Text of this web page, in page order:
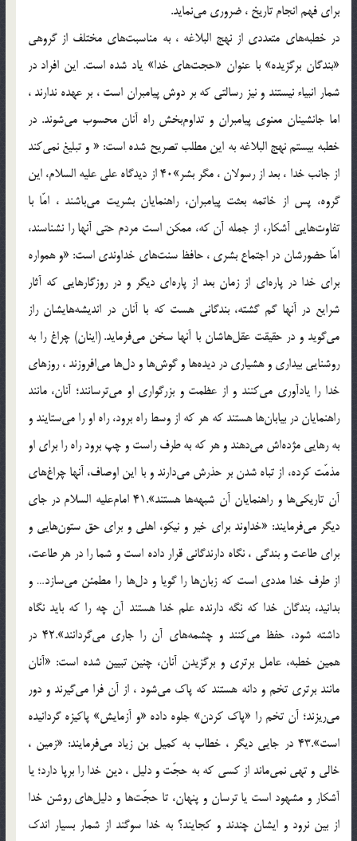
براى فهم انجام تاريخ ، ضرورى مى‌نمايد.
در خطبه‌هاى متعددى از نهج البلاغه ، به مناسبت‌هاى مختلف از گروهى
«بندگان برگزيده» با عنوان «حجت‌هاى خدا» ياد شده است. اين افراد در
شمار انبياء نيستند و نيز رسالتى كه بر دوش پيامبران است ، بر عهده ندارند ،
اما جانشينان معنوى پيامبران و تداوم‌بخش راه آنان محسوب مى‌شوند. در
خطبه بيستم نهج البلاغه به اين مطلب تصريح شده است: « و تبليغ نمى‌كند
از جانب خدا ، بعد از رسولان ، مگر بشر»40 از ديدگاه على‌ عليه السلام، اين
گروه، پس از خاتمه بعثت پيامبران، راهنمايان بشريت مى‌باشند ، امّا با
تفاوت‌هايى آشكار، از جمله آن كه، ممكن است مردم حتى آنها را نشناسند،
امّا حضورشان در اجتماع بشرى ، حافظ سنت‌هاى خداوندى است: «و همواره
براى خدا در پاره‌اى از زمان بعد از پاره‌اى ديگر و در روزگارهايى كه آثار
شرايع در آنها گم گشته، بندگانى هست كه با آنان در انديشه‌هايشان راز
مى‌گويد و در حقيقت عقل‌هاشان با آنها سخن مى‌فرمايد. (اينان) چراغ را به
روشنايى بيدارى و هشيارى در ديده‌ها و گوش‌ها و دل‌ها مى‌افروزند ، روزهاى
خدا را يادآورى مى‌كنند و از عظمت و بزرگوارى او مى‌ترسانند؛ آنان، مانند
راهنمايان در بيابان‌ها هستند كه هر كه از وسط راه برود، راه او را مى‌ستايند و
به رهايى مژده‌اش مى‌دهند و هر كه به طرف راست و چپ برود راه را براى او
مذمّت كرده، از تباه شدن بر حذرش مى‌دارند و با اين اوصاف، آنها چراغ‌هاى
آن تاريكى‌ها و راهنمايان آن شبهه‌ها هستند».41 امام‌عليه السلام در جاى
ديگر مى‌فرمايند: «خداوند براى خير و نيكو، اهلى و براى حق ستون‌هايى و
براى طاعت و بندگى ، نگاه دارندگانى قرار داده است و شما را در هر طاعت،
از طرف خدا مددى است كه زبان‌ها را گويا و دل‌ها را مطمئن مى‌سازد… و
بدانيد، بندگان خدا كه نگه دارنده علم خدا هستند آن چه را كه بايد نگاه
داشته شود، حفظ مى‌كنند و چشمه‌هاى آن را جارى مى‌گردانند».42 در
همين خطبه، عامل برترى و برگزيدن آنان، چنين تبيين شده است: «آنان
مانند برترى تخم و دانه هستند كه پاك مى‌شود ، از آن فرا مى‌گيرند و دور
مى‌ريزند؛ آن تخم را «پاك كردن» جلوه داده «و آزمايش» پاكيزه گردانيده
است».43 در جايى ديگر ، خطاب به كميل بن زياد مى‌فرمايند: «زمين ،
خالى و تهى نمى‌ماند از كسى كه به حجّت و دليل ، دين خدا را برپا دارد؛ يا
آشكار و مشهود است يا ترسان و پنهان، تا حجّت‌ها و دليل‌هاى روشن خدا
از بين نرود و ايشان چندند و كجايند؟ به خدا سوگند از شمار بسيار اندك